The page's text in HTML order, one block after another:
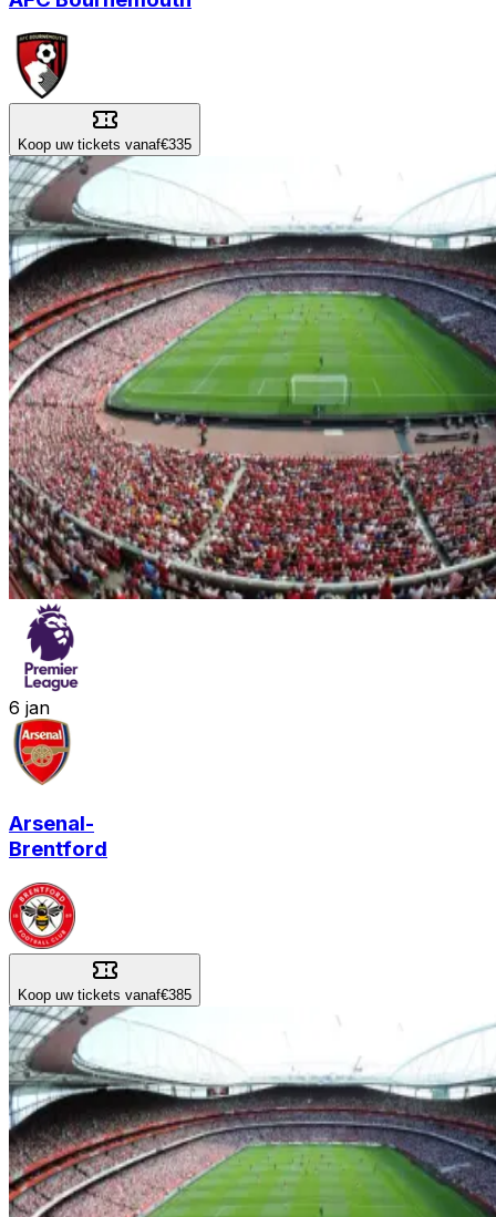
Koop uw tickets vanaf€335
6 jan
Arsenal-
Brentford
Koop uw tickets vanaf€385